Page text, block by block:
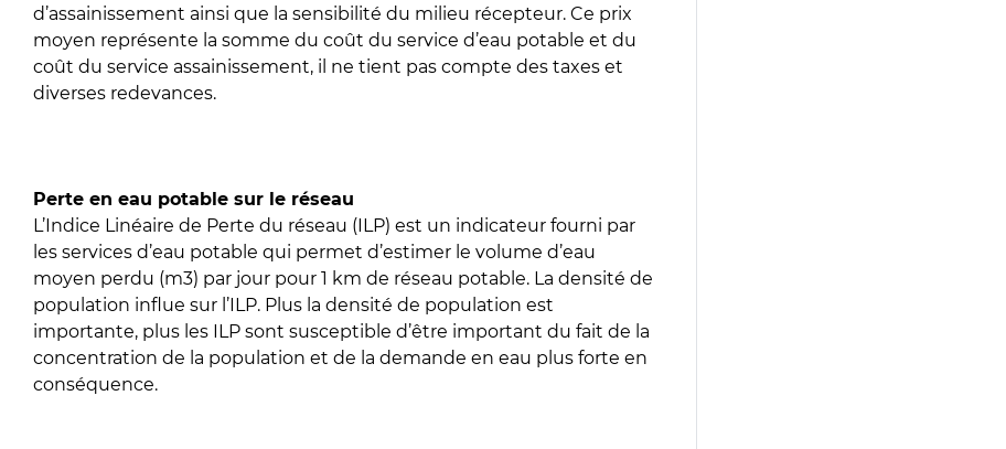
d’assainissement ainsi que la sensibilité du milieu récepteur. Ce prix
moyen représente la somme du coût du service d’eau potable et du
coût du service assainissement, il ne tient pas compte des taxes et
diverses redevances.
Perte en eau potable sur le réseau
L’Indice Linéaire de Perte du réseau (ILP) est un indicateur fourni par
les services d’eau potable qui permet d’estimer le volume d’eau
moyen perdu (m3) par jour pour 1 km de réseau potable. La densité de
population influe sur l’ILP. Plus la densité de population est
importante, plus les ILP sont susceptible d’être important du fait de la
concentration de la population et de la demande en eau plus forte en
conséquence.